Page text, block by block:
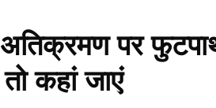
पर
कहां जाएं